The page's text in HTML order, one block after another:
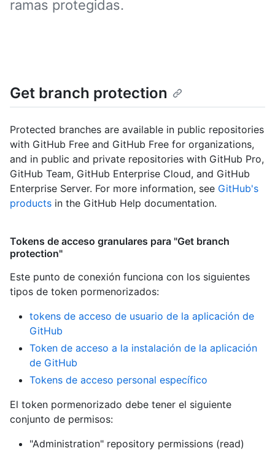
ramas protegidas.
Get branch protection
Protected branches are available in public repositories
with GitHub Free and GitHub Free for organizations,
and in public and private repositories with GitHub Pro,
GitHub Team, GitHub Enterprise Cloud, and GitHub
Enterprise Server. For more information, see GitHub's
products in the GitHub Help documentation.
Tokens de acceso granulares para "Get branch
protection"
Este punto de conexión funciona con los siguientes
tipos de token pormenorizados:
tokens de acceso de usuario de la aplicación de
GitHub
Token de acceso a la instalación de la aplicación
de GitHub
Tokens de acceso personal específico
El token pormenorizado debe tener el siguiente
conjunto de permisos:
"Administration" repository permissions (read)